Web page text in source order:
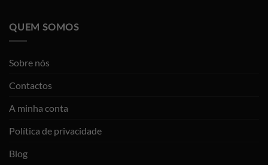
QUEM SOMOS
Sobre nós
Contactos
A minha conta
Política de privacidade
Blog